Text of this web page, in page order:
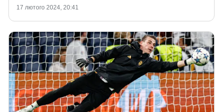
17 лютого 2024, 20:41